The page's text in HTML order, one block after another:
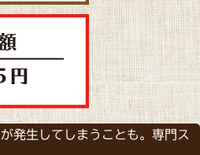
発生してしまうことも。専門ス